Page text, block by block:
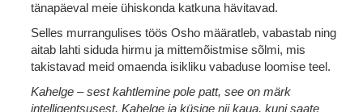
tänapäeval meie ühiskonda katkuna hävitavad.
Selles murrangulises töös Osho määratleb, vabastab ning
aitab lahti siduda hirmu ja mittemõistmise sõlmi, mis
takistavad meid omaenda isikliku vabaduse loomise teel.
Kahelge – sest kahtlemine pole patt, see on märk
intelligentsusest. Kahelge ja küsige nii kaua, kuni saate